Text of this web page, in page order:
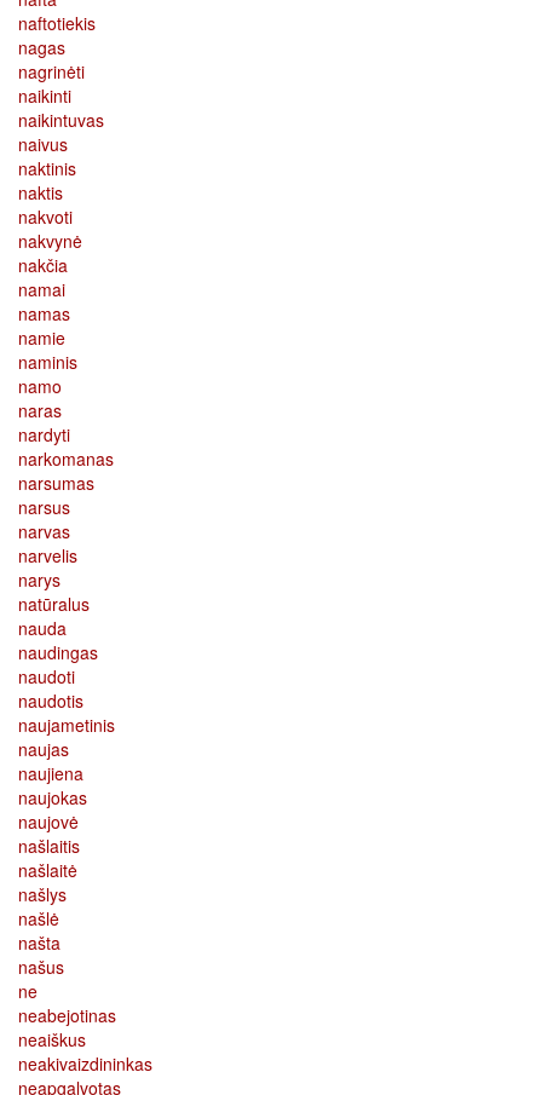
naftotiekis
nagas
nagrinėti
naikinti
naikintuvas
naivus
naktinis
naktis
nakvoti
nakvynė
nakčia
namai
namas
namie
naminis
namo
naras
nardyti
narkomanas
narsumas
narsus
narvas
narvelis
narys
natūralus
nauda
naudingas
naudoti
naudotis
naujametinis
naujas
naujiena
naujokas
naujovė
našlaitis
našlaitė
našlys
našlė
našta
našus
ne
neabejotinas
neaiškus
neakivaizdininkas
neapgalvotas